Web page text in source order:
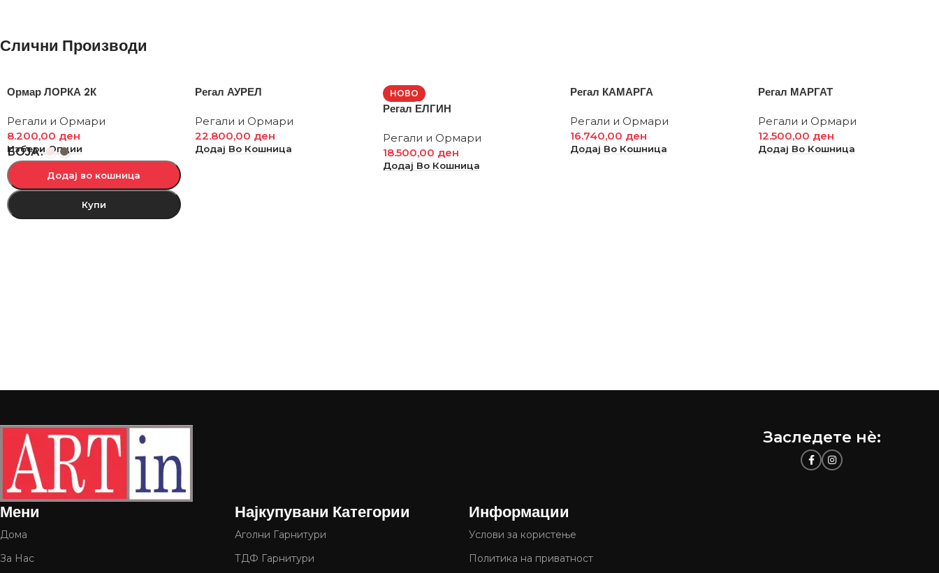
Слични Производи
Ормар ЛОРКА 2К
Регали и Ормари
8.200,00 ден
Избери Опции
БОЈА
Додај во кошница
Купи
Регал АУРЕЛ
Регали и Ормари
22.800,00 ден
Додај Во Кошница
НОВО
Регал ЕЛГИН
Регали и Ормари
18.500,00 ден
Додај Во Кошница
Регал КАМАРГА
Регали и Ормари
16.740,00 ден
Додај Во Кошница
Регал МАРГАТ
Регали и Ормари
12.500,00 ден
Додај Во Кошница
Мени
Дома
За Нас
Најкупувани Категории
Аголни Гарнитури
ТДФ Гарнитури
Информации
Услови за користење
Политика на приватност
Заследете нѐ: